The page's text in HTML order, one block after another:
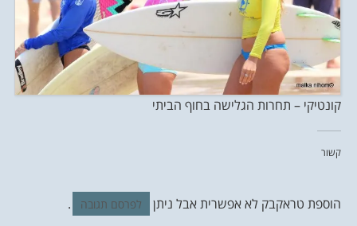
קונטיקי – תחרות הגלישה בחוף הביתי
קשור
הוספת טראקבק לא אפשרית אבל ניתן לפרסם תגובה .